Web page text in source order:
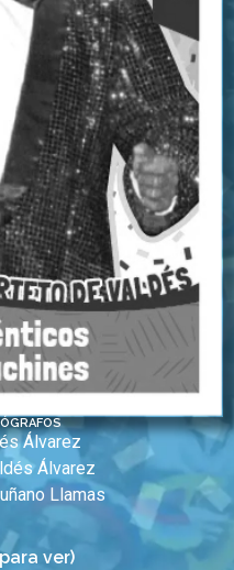
Álvarez
Álvarez
Llamas
ver)